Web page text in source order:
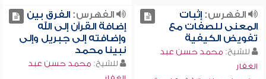
الفهرس:إثبات
المعنى للصفات مع
تفويض الكيفية
للشيخ: محمد حسن عبد
الغفار
الفهرس:الفرق بين
إضافة القرآن إلى الله
وإضافته إلى جبريل وإلى
نبينا محمد
للشيخ: محمد حسن عبد